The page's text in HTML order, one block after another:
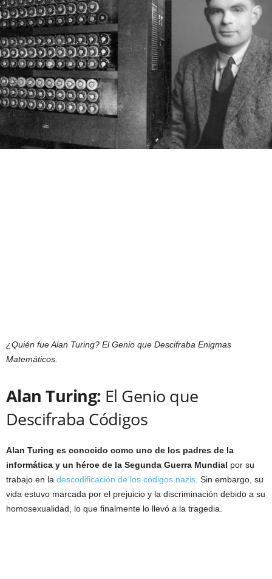
¿Quién fue Alan Turing? El Genio que Descifraba Enigmas
Matemáticos.
Alan Turing: El Genio que
Descifraba Códigos
Alan Turing es conocido como uno de los padres de la
informática y un héroe de la Segunda Guerra Mundial por su
trabajo en la descodificación de los códigos nazis . Sin embargo, su
vida estuvo marcada por el prejuicio y la discriminación debido a su
homosexualidad, lo que finalmente lo llevó a la tragedia.